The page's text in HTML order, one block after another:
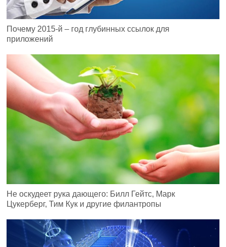
Почему 2015-й – год глубинных ссылок для
приложений
Не оскудеет рука дающего: Билл Гейтс, Марк
Цукерберг, Тим Кук и другие филантропы